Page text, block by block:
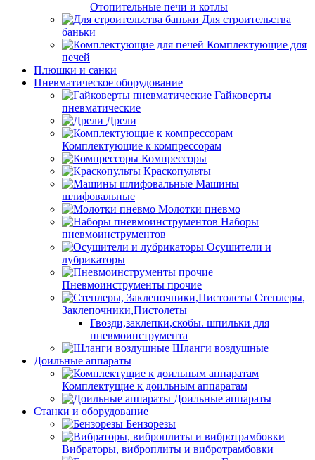
Отопительные печи и котлы
Для строительства
баньки
Комплектующие для
печей
Плюшки и санки
Пневматическое оборудование
Гайковерты
пневматические
Дрели
Комплектующие к компрессорам
Компрессоры
Краскопульты
Машины
шлифовальные
Молотки пневмо
Наборы
пневмоинструментов
Осушители и
лубрикаторы
Пневмоинструменты прочие
Степлеры,
Заклепочники,Пистолеты
Гвозди,заклепки,скобы. шпильки для
пневмоинструмента
Шланги воздушные
Доильные аппараты
Комплектущие к доильным аппаратам
Доильные аппараты
Станки и оборудование
Бензорезы
Вибраторы, виброплиты и вибротрамбовки